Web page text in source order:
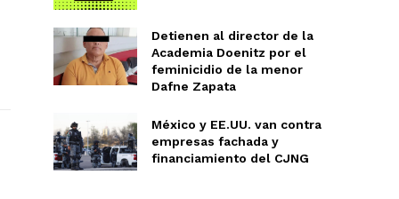
Detienen al director de la
Academia Doenitz por el
feminicidio de la menor
Dafne Zapata
México y EE.UU. van contra
empresas fachada y
financiamiento del CJNG